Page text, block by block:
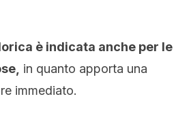
è indicata anche per le
in quanto apporta una
immediato.